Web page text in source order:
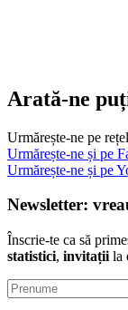
Arată-ne
Urmărește-ne pe
Urmărește-ne și pe
Urmărește-ne și pe
Newsletter:
Înscrie-te ca să
statistici, invitații la